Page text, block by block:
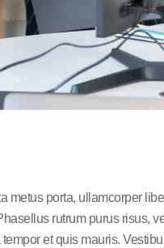
porta, ullamcorper
rutrum purus risus,
et quis mauris.